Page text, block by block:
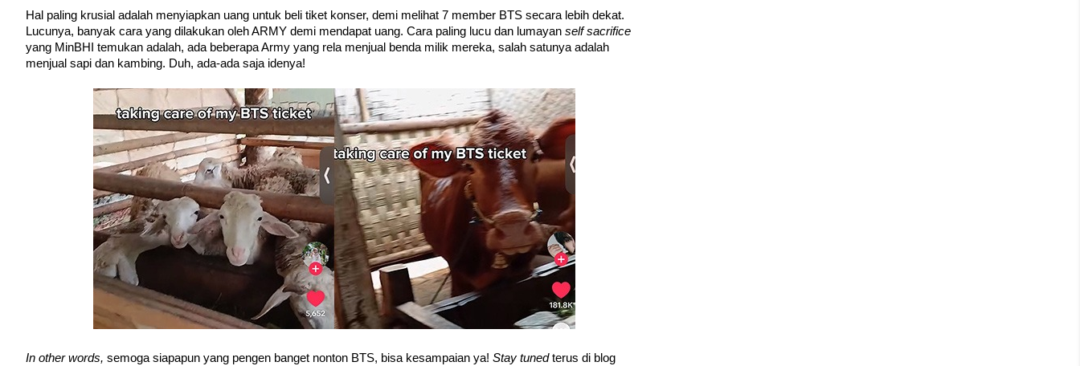
Hal paling krusial adalah menyiapkan uang untuk beli tiket konser, demi melihat 7 member BTS secara lebih dekat.
Lucunya, banyak cara yang dilakukan oleh ARMY demi mendapat uang. Cara paling lucu dan lumayan
yang MinBHI temukan adalah, ada beberapa Army yang rela menjual benda milik mereka, salah satunya adalah
menjual sapi dan kambing. Duh, ada-ada saja idenya!
In other words, semoga siapapun yang pengen banget nonton BTS, bisa kesampaian ya! Stay tuned terus di blog